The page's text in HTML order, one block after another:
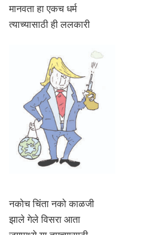
मानवता हा एकच धर्म
त्याच्यासाठी ही ललकारी
नकोच चिंता नको काळजी
झाले गेले विसरा आता